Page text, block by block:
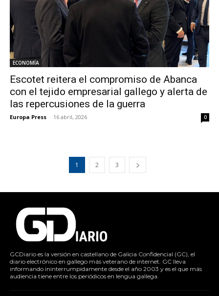
ECONOMÍA
Escotet reitera el compromiso de Abanca
con el tejido empresarial gallego y alerta de
las repercusiones de la guerra
Europa Press - 16 abril, 2026 0
1 2 3
GCDiario es la versión en castellano de Galicia Confidencial (GC), el
diario electrónico en gallego más veterano de internet. GC lleva
informando ininterrumpidamente desde el año 2003 y es el que más
audiencia tiene entre los periódicos en lengua gallega.